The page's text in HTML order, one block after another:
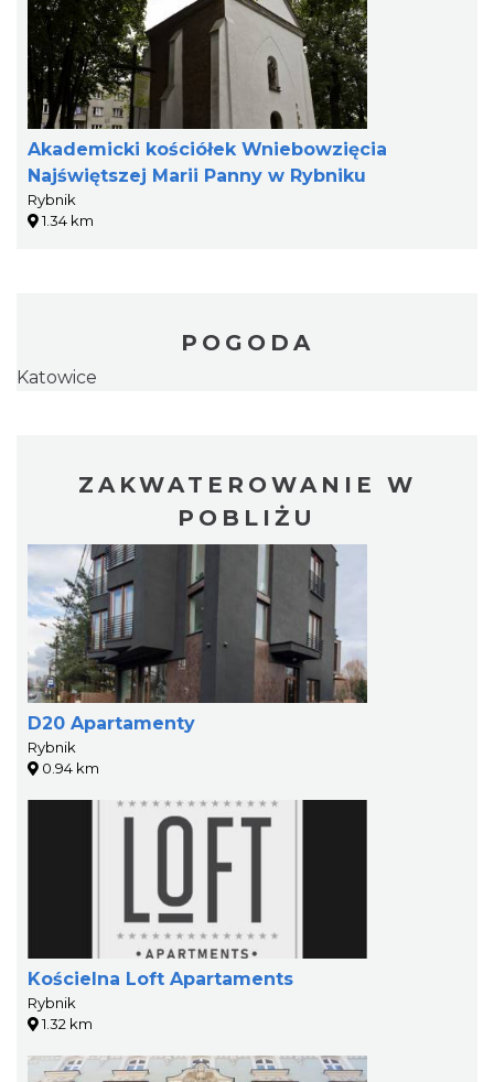
Akademicki kościółek Wniebowzięcia
Najświętszej Marii Panny w Rybniku
Rybnik
1.34 km
POGODA
Katowice
ZAKWATEROWANIE W
POBLIŻU
D20 Apartamenty
Rybnik
0.94 km
Kościelna Loft Apartaments
Rybnik
1.32 km